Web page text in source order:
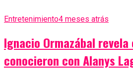
Entretenimiento4 meses atrás
Ignacio Ormazábal revela
conocieron con Alanys